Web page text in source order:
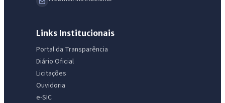
Links Institucionais
Portal da Transparência
Diário Oficial
Licitações
Ouvidoria
e-SIC